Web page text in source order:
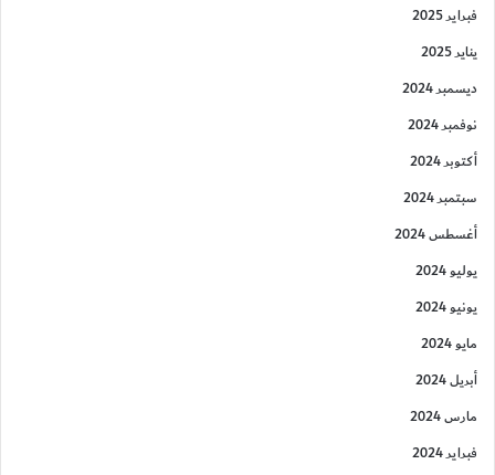
فبراير 2025
يناير 2025
ديسمبر 2024
نوفمبر 2024
أكتوبر 2024
سبتمبر 2024
أغسطس 2024
يوليو 2024
يونيو 2024
مايو 2024
أبريل 2024
مارس 2024
فبراير 2024